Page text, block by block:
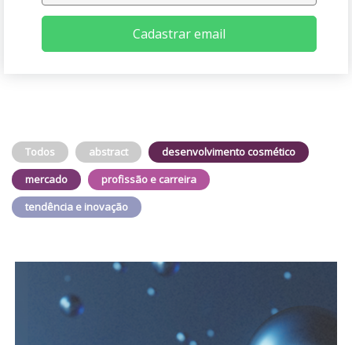
Cadastrar email
Todos abstract
desenvolvimento cosmético
mercado
profissão e carreira
tendência e inovação